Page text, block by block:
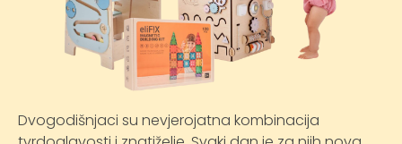
Dvogodišnjaci su nevjerojatna kombinacija